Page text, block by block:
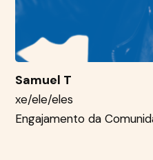
Samuel T
xe/ele/eles
Engajamento da